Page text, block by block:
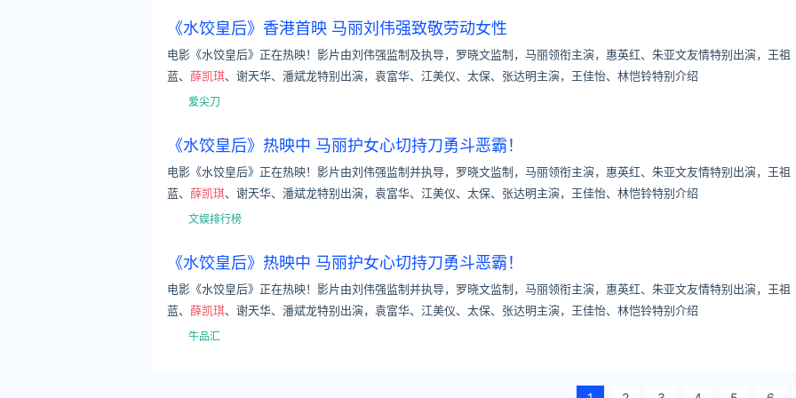
《水饺皇后》香港首映 马丽刘伟强致敬劳动女性
电影《水饺皇后》正在热映！影片由刘伟强监制及执导，罗晓文监制，马丽领衔主演，惠英红、朱亚文友情特别出演，王祖
蓝、 薛凯琪、谢天华、潘斌龙特别出演，袁富华、江美仪、太保、张达明主演，王佳怡、林恺铃特别介绍
爱尖刀
《水饺皇后》热映中 马丽护女心切持刀勇斗恶霸！
电影《水饺皇后》正在热映！影片由刘伟强监制并执导，罗晓文监制，马丽领衔主演，惠英红、朱亚文友情特别出演，王祖
蓝、 薛凯琪、谢天华、潘斌龙特别出演，袁富华、江美仪、太保、张达明主演，王佳怡、林恺铃特别介绍
文娱排行榜
《水饺皇后》热映中 马丽护女心切持刀勇斗恶霸！
电影《水饺皇后》正在热映！影片由刘伟强监制并执导，罗晓文监制，马丽领衔主演，惠英红、朱亚文友情特别出演，王祖
蓝、 薛凯琪、谢天华、潘斌龙特别出演，袁富华、江美仪、太保、张达明主演，王佳怡、林恺铃特别介绍
牛品汇